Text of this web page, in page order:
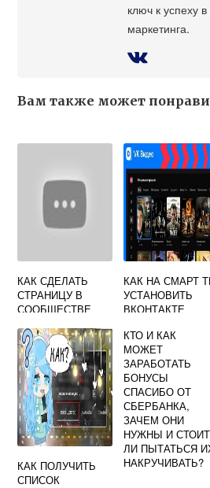
ключ к успеху
маркетинга.
Вам также может
КАК СДЕЛАТЬ
СТРАНИЦУ В
СООБЩЕСТВЕ
КАК НА СМАРТ
УСТАНОВИТЬ
ВКОНТАКТЕ
КАК ПОЛУЧИТЬ
СПИСОК
КТО И КАК
МОЖЕТ
ЗАРАБОТАТЬ
БОНУСЫ
СПАСИБО ОТ
СБЕРБАНКА,
ЗАЧЕМ ОНИ
НУЖНЫ И СТОИТ
ЛИ ПЫТАТЬСЯ
НАКРУЧИВАТЬ?